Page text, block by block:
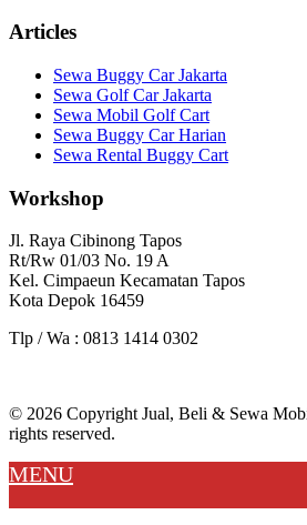
Articles
Sewa Buggy Car Jakarta
Sewa Golf Car Jakarta
Sewa Mobil Golf Cart
Sewa Buggy Car Harian
Sewa Rental Buggy Cart
Workshop
Jl. Raya Cibinong Tapos
Rt/Rw 01/03 No. 19 A
Kel. Cimpaeun Kecamatan Tapos
Kota Depok 16459
Tlp / Wa : 0813 1414 0302
© 2026 Copyright Jual, Beli & Sewa
rights reserved.
MENU